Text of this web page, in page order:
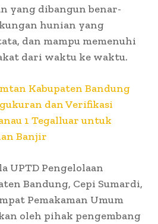
yang dibangun benar-
hunian yang
dan mampu memenuhi
dari waktu ke waktu.
Kabupaten Bandung
dan Verifikasi
1 Tegalluar untuk
Banjir
UPTD Pengelolaan
Bandung, Cepi Sumardi,
Pemakaman Umum
oleh pihak pengembang